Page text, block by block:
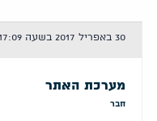
30 באפריל 2017 בשעה 17:09
מערכת האתר
חבר